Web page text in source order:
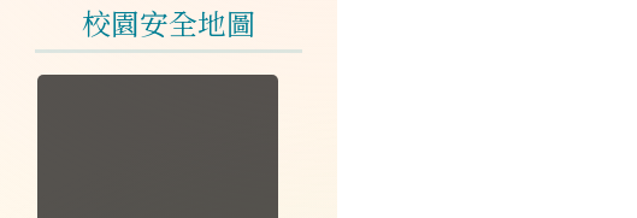
校園安全地圖
於彈跳視窗觀看：校園安全地圖.jpg